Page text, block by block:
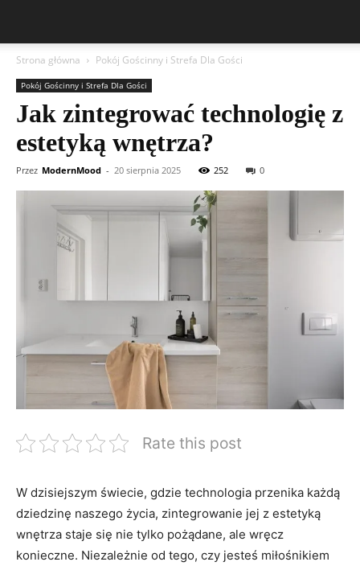
Strona główna Pokój Gościnny i Strefa Dla Gości
Pokój Gościnny i Strefa Dla Gości
Jak zintegrować technologię z
estetyką wnętrza?
Przez ModernMood - 20 sierpnia 2025 252 0
Rate this post
W dzisiejszym świecie, gdzie‌ technologia przenika każdą
dziedzinę naszego życia, zintegrowanie jej z estetyką
wnętrza staje się nie tylko pożądane, ale ⁤wręcz
konieczne. Niezależnie od tego, czy jesteś miłośnikiem